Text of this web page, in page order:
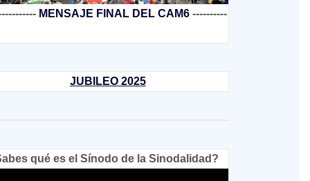
MENSAJE FINAL DEL CAM6 ----------
JUBILEO 2025
qué es el Sínodo de la Sinodalidad?